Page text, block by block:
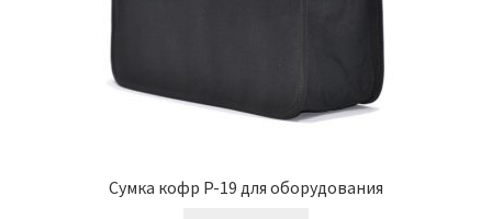
Сумка кофр P-19 для оборудования